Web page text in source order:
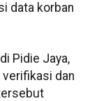
data korban
Pidie Jaya,
verifikasi dan